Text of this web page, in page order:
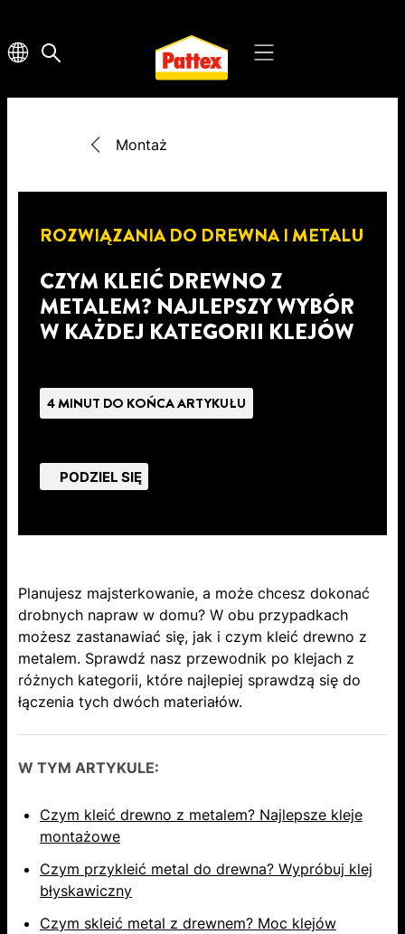
Montaż
ROZWIĄZANIA DO DREWNA I METALU
CZYM KLEIĆ DREWNO Z
METALEM? NAJLEPSZY WYBÓR
W KAŻDEJ KATEGORII KLEJÓW
4 MINUT DO KOŃCA ARTYKUŁU
PODZIEL SIĘ
Planujesz majsterkowanie, a może chcesz dokonać
drobnych napraw w domu? W obu przypadkach
możesz zastanawiać się, jak i czym kleić drewno z
metalem. Sprawdź nasz przewodnik po klejach z
różnych kategorii, które najlepiej sprawdzą się do
łączenia tych dwóch materiałów.
W TYM ARTYKULE:
Czym kleić drewno z metalem? Najlepsze kleje
montażowe
Czym przykleić metal do drewna? Wypróbuj klej
błyskawiczny
Czym skleić metal z drewnem? Moc klejów